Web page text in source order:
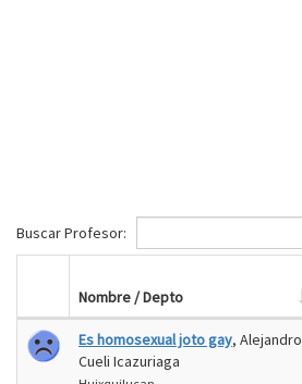
Buscar Profesor:
Nombre / Depto
Es homosexual joto gay, Alejandro
Cueli Icazuriaga